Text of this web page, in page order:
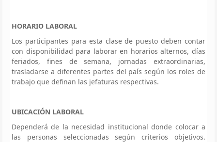
HORARIO LABORAL
Los participantes para esta clase de puesto deben contar
con disponibilidad para laborar en horarios alternos, días
feriados, fines de semana, jornadas extraordinarias,
trasladarse a diferentes partes del país según los roles de
trabajo que definan las jefaturas respectivas.
UBICACIÓN LABORAL
Dependerá de la necesidad institucional donde colocar a
las personas seleccionadas según criterios objetivos.